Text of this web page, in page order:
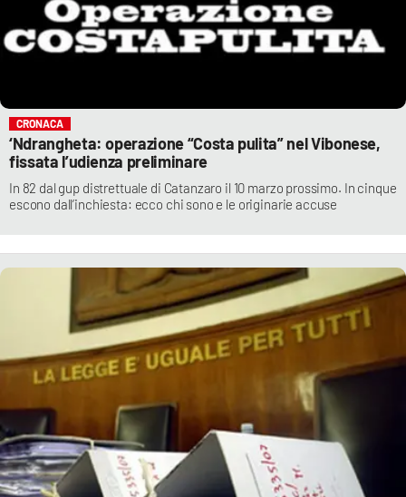
CRONACA
‘Ndrangheta: operazione “Costa pulita” nel Vibonese,
fissata l’udienza preliminare
In 82 dal gup distrettuale di Catanzaro il 10 marzo prossimo. In cinque
escono dall’inchiesta: ecco chi sono e le originarie accuse